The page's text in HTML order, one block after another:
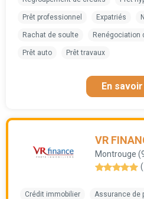
Prêt professionnel Expatriés
Rachat de soulte Renégociation
Prêt auto Prêt travaux
En
VR
Montrouge
Crédit immobilier Assurance de